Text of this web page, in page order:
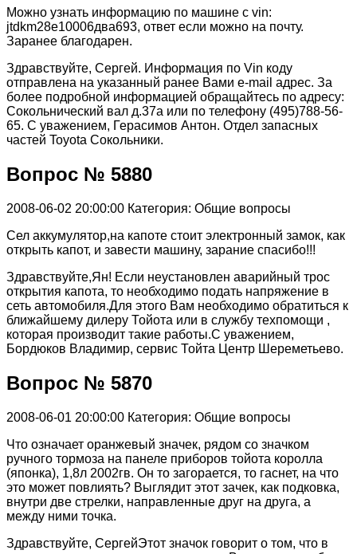
Можно узнать информацию по машине с vin:
jtdkm28e10006два693, ответ если можно на почту.
Заранее благодарен.
Здравствуйте, Сергей. Информация по Vin коду
отправлена на указанный ранее Вами e-mail адрес. За
более подробной информацией обращайтесь по адресу:
Сокольнический вал д.37а или по телефону (495)788-56-
65. С уважением, Герасимов Антон. Отдел запасных
частей Toyota Сокольники.
Вопрос № 5880
2008-06-02 20:00:00 Категория: Общие вопросы
Сел аккумулятор,на капоте стоит электронный замок, как
открыть капот, и завести машину, зарание спасибо!!!
Здравствуйте,Ян! Если неустановлен аварийный трос
открытия капота, то необходимо подать напряжение в
сеть автомобиля.Для этого Вам необходимо обратиться к
ближайшему дилеру Тойота или в службу техпомощи ,
которая производит такие работы.С уважением,
Бордюков Владимир, сервис Тойта Центр Шереметьево.
Вопрос № 5870
2008-06-01 20:00:00 Категория: Общие вопросы
Что означает оранжевый значек, рядом со значком
ручного тормоза на панеле приборов тойота королла
(японка), 1,8л 2002гв. Он то загорается, то гаснет, на что
это может повлиять? Выглядит этот зачек, как подковка,
внутри две стрелки, направленные друг на друга, а
между ними точка.
Здравствуйте, СергейЭтот значок говорит о том, что в